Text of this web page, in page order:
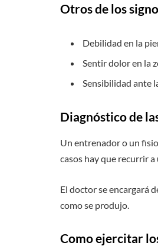
Otros de los
Debilidad en la
Sentir dolor en la
Sensibilidad ante
Diagnóstico de
Un entrenador o un
casos hay que recurrir
El doctor se encargará
como se produjo.
Como ejercitar